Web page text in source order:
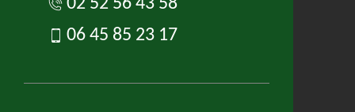
02 52 56 43 58
06 45 85 23 17